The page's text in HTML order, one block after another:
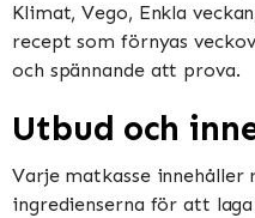
Klimat, Vego, Enkla
recept som förnyas
och spännande att prova​​.
Utbud och
Varje matkasse innehåller
ingredienserna för att